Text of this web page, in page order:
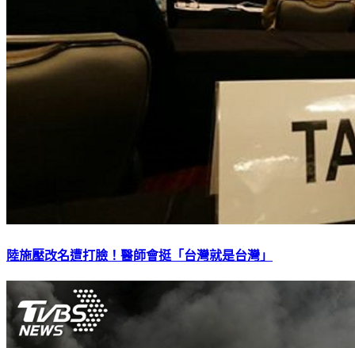
陸施壓改名遭打臉！醫師會挺「台灣就是台灣」